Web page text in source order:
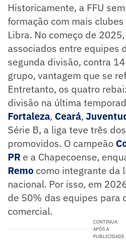
Historicamente, a FFU
formação com mais
Libra. No começo de
associados entre equipes
segunda divisão, contra
grupo, vantagem que se
Entretanto, os quatro
divisão na última
Fortaleza, Ceará,
Série B, a liga teve três
promovidos. O campeão
PR e a Chapecoense,
Remo como integrante da
nacional. Por isso, em
de 50% das equipes para
comercial.
CONTINUA
APÓS A
PUBLICIDADE